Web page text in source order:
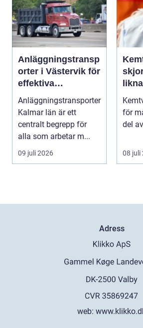
Anläggningstransp
orter i Västervik för
effektiva
byggprojekt
Anläggningstransporter
Kalmar län är ett
centralt begrepp för
alla som arbetar m...
09 juli 2026
för
del
08 juli
Adress
web: